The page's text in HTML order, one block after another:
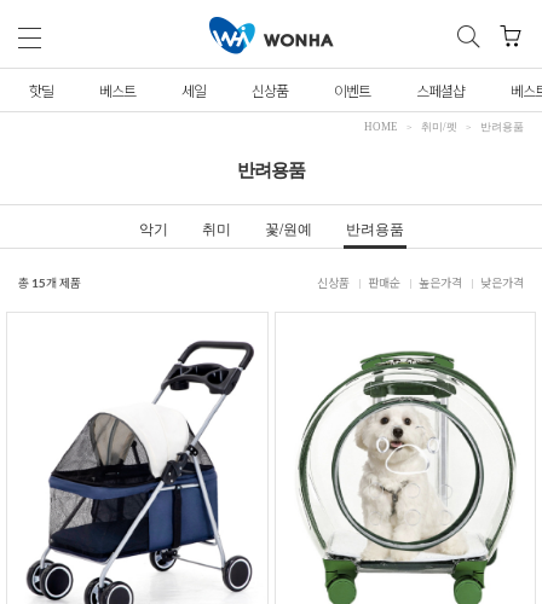
핫딜 베스트 세일 신상품 이벤트 스페셜샵 베스
HOME 취미/펫 반려용품
반려용품
악기 취미 꽃/원예 반려용품
총 15개 제품 신상품 판매순 높은가격 낮은가격